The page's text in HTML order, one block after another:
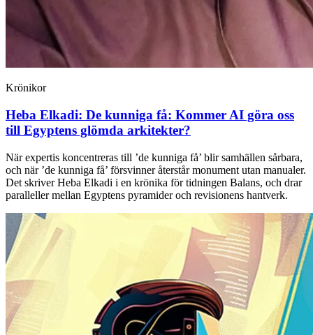
Krönikor
Heba Elkadi: De kunniga få: Kommer AI göra oss
till Egyptens glömda arkitekter?
När expertis koncentreras till ’de kunniga få’ blir samhällen sårbara,
och när ’de kunniga få’ försvinner återstår monument utan manualer.
Det skriver Heba Elkadi i en krönika för tidningen Balans, och drar
paralleller mellan Egyptens pyramider och revisionens hantverk.